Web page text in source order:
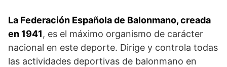
La Federación Española de Balonmano, creada
en 1941, es el máximo organismo de carácter
nacional en este deporte. Dirige y controla todas
las actividades deportivas de balonmano en